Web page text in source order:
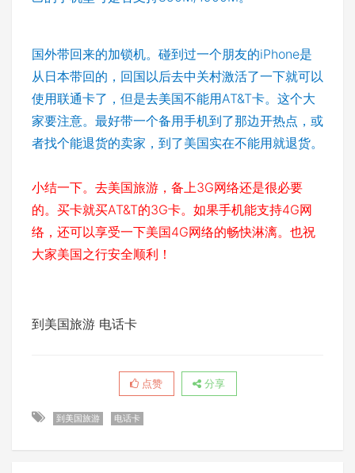
国外带回来的加锁机。碰到过一个朋友的iPhone是
从日本带回的，回国以后去中关村激活了一下就可以
使用联通卡了，但是去美国不能用AT&T卡。这个大
家要注意。最好带一个备用手机到了那边开热点，或
者找个能退货的卖家，到了美国实在不能用就退货。
小结一下。去美国旅游，备上3G网络还是很必要
的。买卡就买AT&T的3G卡。如果手机能支持4G网
络，还可以享受一下美国4G网络的畅快淋漓。也祝
大家美国之行安全顺利！
到美国旅游 电话卡
点赞 分享
到美国旅游 电话卡